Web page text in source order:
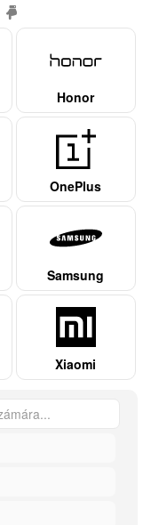
Honor
OnePlus
Samsung
Xiaomi